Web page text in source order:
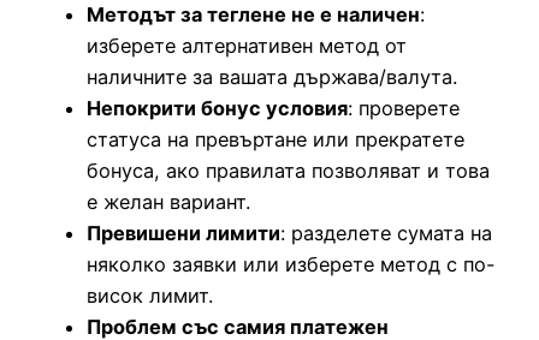
Методът за теглене не е наличен:
изберете алтернативен метод от
наличните за вашата държава/валута.
Непокрити бонус условия: проверете
статуса на превъртане или прекратете
бонуса, ако правилата позволяват и това
е желан вариант.
Превишени лимити: разделете сумата на
няколко заявки или изберете метод с по-
висок лимит.
Проблем със самия платежен